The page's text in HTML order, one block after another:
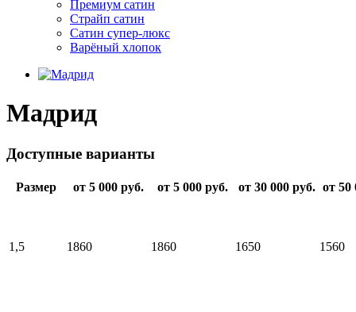
Премиум сатин
Страйп сатин
Сатин супер-люкс
Варёный хлопок
Мадрид
Доступные варианты
Размер от 5 000 руб. от 5 000 руб. от 30 000 руб. от 50
1,5 1860 1860 1650 1560